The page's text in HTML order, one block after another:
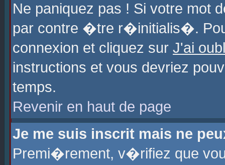
Ne paniquez pas ! Si votre
par contre �tre r�initialis�.
connexion et cliquez sur J'ai
instructions et vous devriez
temps.
Revenir en haut de page
Je me suis inscrit mais ne
Premi�rement, v�rifiez que